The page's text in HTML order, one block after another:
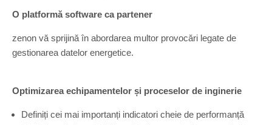
O platformă software ca partener
zenon vă sprijină în abordarea multor provocări legate de
gestionarea datelor energetice.
Optimizarea echipamentelor și proceselor de inginerie
Definiți cei mai importanți indicatori cheie de performanță